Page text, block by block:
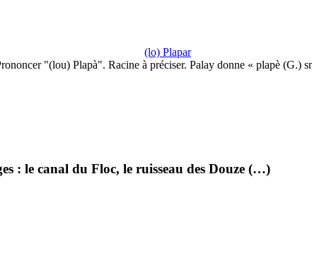
(lo) Plapar
"(lou) Plapà". Racine à préciser. Palay donne « plapè (G.)
: le canal du Floc, le ruisseau des Douze (…)